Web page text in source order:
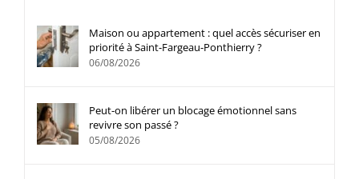
Maison ou appartement : quel accès sécuriser en
priorité à Saint-Fargeau-Ponthierry ?
06/08/2026
Peut-on libérer un blocage émotionnel sans
revivre son passé ?
05/08/2026